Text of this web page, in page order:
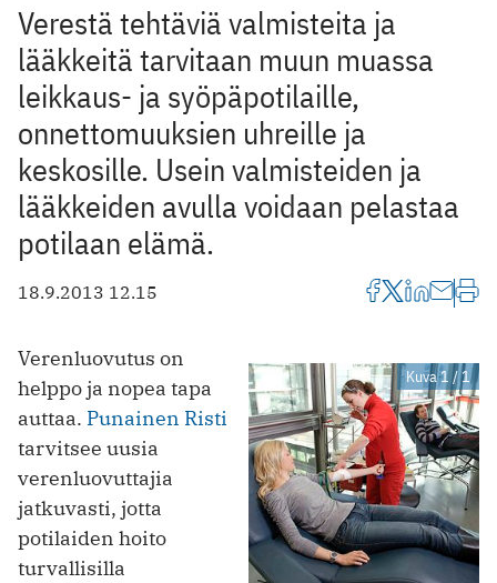
Verestä tehtäviä valmisteita ja
lääkkeitä tarvitaan muun muassa
leikkaus- ja syöpäpotilaille,
onnettomuuksien uhreille ja
keskosille. Usein valmisteiden ja
lääkkeiden avulla voidaan pelastaa
potilaan elämä.
18.9.2013 12.15
Kuva 1 / 1
Verenluovutus on
helppo ja nopea tapa
auttaa. Punainen Risti
tarvitsee uusia
verenluovuttajia
jatkuvasti, jotta
potilaiden hoito
turvallisilla